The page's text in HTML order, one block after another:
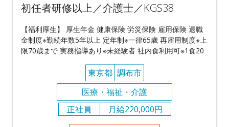
初任者研修以上／介護士／KGS38
【福利厚生】 厚生年金 健康保険 労災保険 雇用保険 退職
金制度※勤続年数5年以上 定年制※一律65歳 再雇用制度※上
限70歳まで 実務指導あり※未経験者 社内食利用可※1食20
東京都 調布市
医療・福祉・介護
正社員
月給220,000円